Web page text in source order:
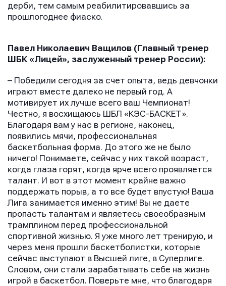
дерби, тем самым реабилитировавшись за
прошлогоднее фиаско.
Павел Николаевич Ващилов (Главный тренер
ШБК «Лицей», заслуженный тренер России):
– Победили сегодня за счет опыта, ведь девчонки
играют вместе далеко не первый год. А
мотивирует их лучше всего ваш Чемпионат!
Честно, я восхищаюсь ШБЛ «КЭС-БАСКЕТ».
Благодаря вам у нас в регионе, наконец,
появились мячи, профессиональная
баскетбольная форма. До этого же не было
ничего! Понимаете, сейчас у них такой возраст,
когда глаза горят, когда ярче всего проявляется
талант. И вот в этот момент крайне важно
поддержать порыв, а то все будет впустую! Ваша
Лига занимается именно этим! Вы не даете
пропасть талантам и являетесь своеобразным
трамплином перед профессиональной
спортивной жизнью. Я уже много лет тренирую, и
через меня прошли баскетболистки, которые
сейчас выступают в Высшей лиге, в Суперлиге.
Словом, они стали зарабатывать себе на жизнь
игрой в баскетбол. Поверьте мне, что благодаря
Имя
E-mail
Телефон
Сообщение
Отправить
Имя
E-mail
Телефон
Сообщение
Отправить
Телефон
Сообщение
Отправить